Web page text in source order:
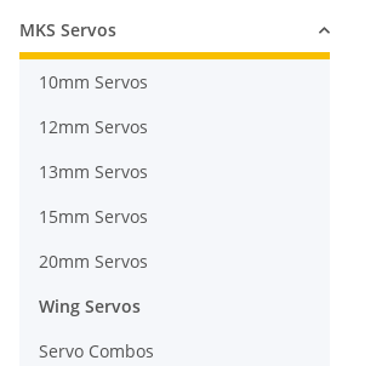
MKS Servos
10mm Servos
12mm Servos
13mm Servos
15mm Servos
20mm Servos
Wing Servos
Servo Combos